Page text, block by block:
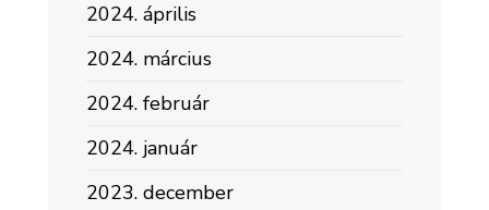
2024. április
2024. március
2024. február
2024. január
2023. december